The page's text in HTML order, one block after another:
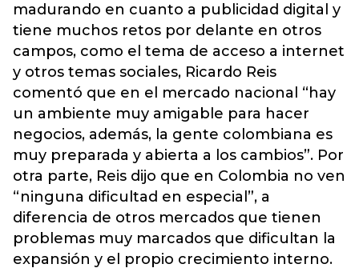
madurando en cuanto a publicidad digital y
tiene muchos retos por delante en otros
campos, como el tema de acceso a internet
y otros temas sociales, Ricardo Reis
comentó que en el mercado nacional “hay
un ambiente muy amigable para hacer
negocios, además, la gente colombiana es
muy preparada y abierta a los cambios”. Por
otra parte, Reis dijo que en Colombia no ven
“ninguna dificultad en especial”, a
diferencia de otros mercados que tienen
problemas muy marcados que dificultan la
expansión y el propio crecimiento interno.